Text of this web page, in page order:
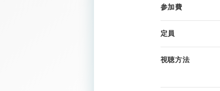
参加費
定員
視聴方法